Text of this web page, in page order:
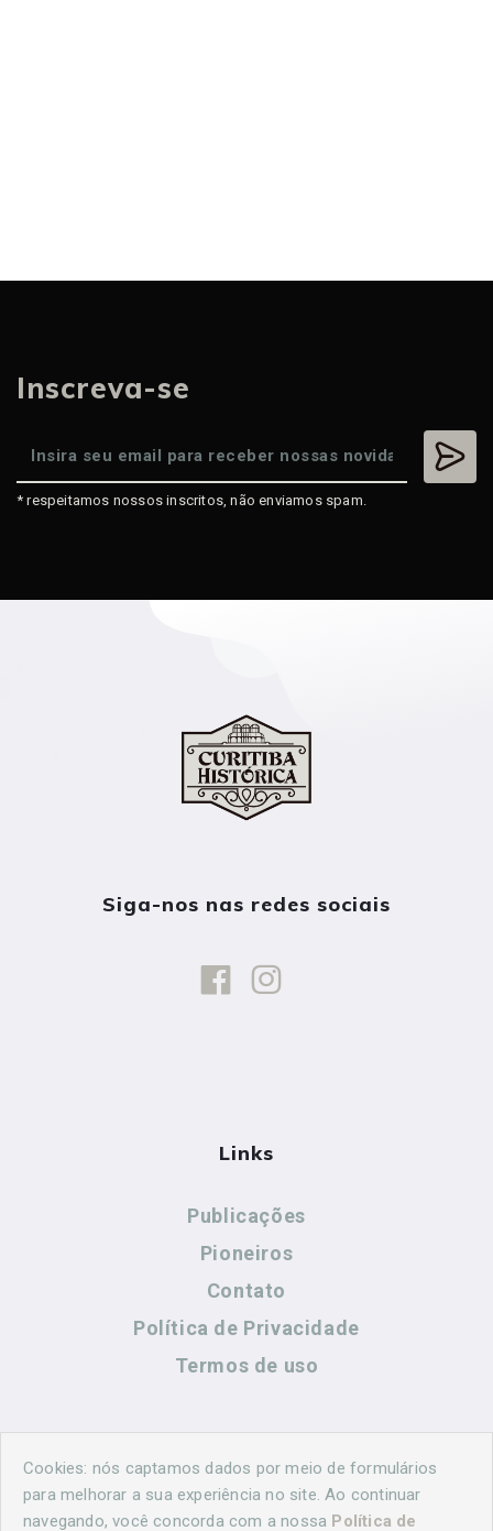
Inscreva-se
* respeitamos nossos inscritos, não enviamos spam.
Siga-nos nas redes sociais
Links
Publicações
Pioneiros
Contato
Política de Privacidade
Termos de uso
Contato
Cookies: nós captamos dados por meio de formulários
para melhorar a sua experiência no site. Ao continuar
navegando, você concorda com a nossa Política de